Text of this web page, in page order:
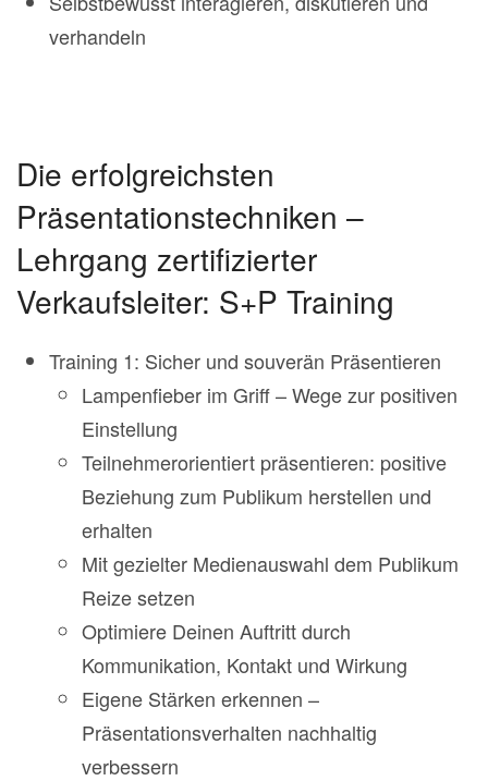
verhandeln
Die erfolgreichsten
Präsentationstechniken –
Lehrgang zertifizierter
Verkaufsleiter: S+P Training
Training 1: Sicher und souverän Präsentieren
Lampenfieber im Griff – Wege zur positiven
Einstellung
Teilnehmerorientiert präsentieren: positive
Beziehung zum Publikum herstellen und
erhalten
Mit gezielter Medienauswahl dem Publikum
Reize setzen
Optimiere Deinen Auftritt durch
Kommunikation, Kontakt und Wirkung
Eigene Stärken erkennen –
Präsentationsverhalten nachhaltig
verbessern